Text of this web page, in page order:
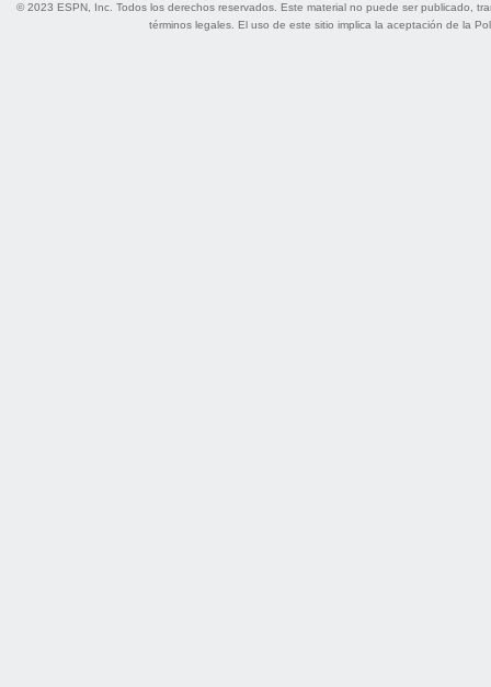
© 2023 ESPN, Inc. Todos los derechos reservados. Este material no puede ser publicado,
términos legales. El uso de este sitio implica la aceptación de la